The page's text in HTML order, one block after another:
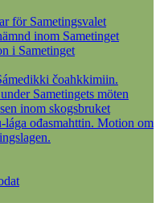
för Sametingsvalet
inom Sametinget
i Sametinget
čoahkkimiin.
Sametingets möten
inom skogsbruket
lága ođasmahttin. Motion om